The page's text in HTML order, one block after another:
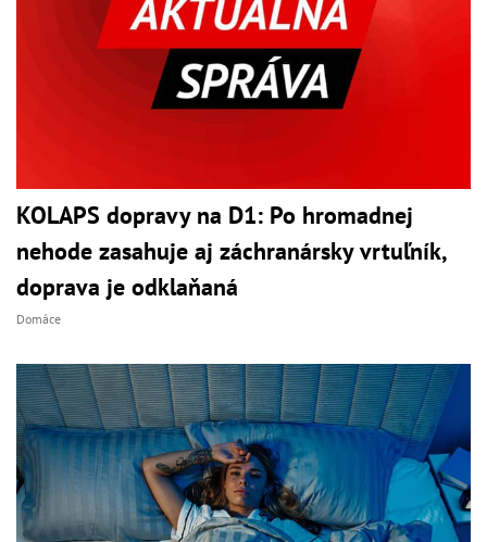
KOLAPS dopravy na D1: Po hromadnej
nehode zasahuje aj záchranársky vrtuľník,
doprava je odklaňaná
Domáce